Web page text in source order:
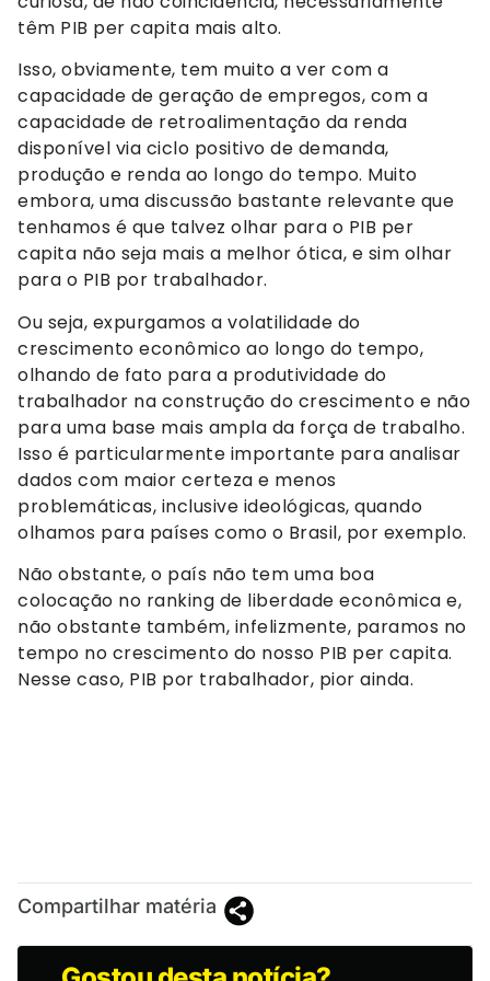
têm PIB per capita mais alto.
Isso, obviamente, tem muito a ver com a
capacidade de geração de empregos, com a
capacidade de retroalimentação da renda
disponível via ciclo positivo de demanda,
produção e renda ao longo do tempo. Muito
embora, uma discussão bastante relevante que
tenhamos é que talvez olhar para o PIB per
capita não seja mais a melhor ótica, e sim olhar
para o PIB por trabalhador.
Ou seja, expurgamos a volatilidade do
crescimento econômico ao longo do tempo,
olhando de fato para a produtividade do
trabalhador na construção do crescimento e não
para uma base mais ampla da força de trabalho.
Isso é particularmente importante para analisar
dados com maior certeza e menos
problemáticas, inclusive ideológicas, quando
olhamos para países como o Brasil, por exemplo.
Não obstante, o país não tem uma boa
colocação no ranking de liberdade econômica e,
não obstante também, infelizmente, paramos no
tempo no crescimento do nosso PIB per capita.
Nesse caso, PIB por trabalhador, pior ainda.
Compartilhar matéria